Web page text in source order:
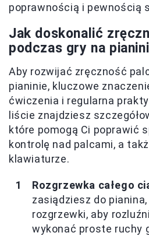
poprawnością i pewnością
Jak doskonalić
podczas gry na
Aby rozwijać zręczność
pianinie, kluczowe
ćwiczenia i regularna
liście znajdziesz
które pomogą Ci poprawić
kontrolę nad palcami, a
klawiaturze.
Rozgrzewka całego
zasiądziesz do
rozgrzewki, aby
wykonać proste ruchy